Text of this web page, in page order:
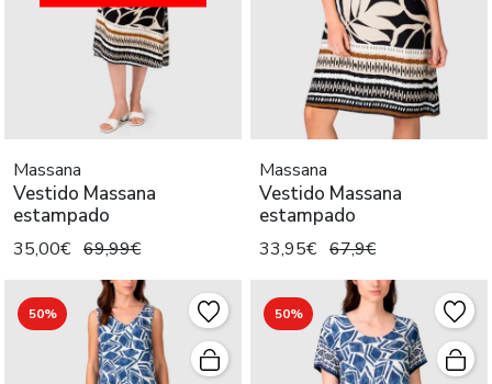
Massana
Vestido Massana
estampado
35,00€ 69,99€
Massana
Vestido Massana
estampado
33,95€ 67,9€
50% 50%